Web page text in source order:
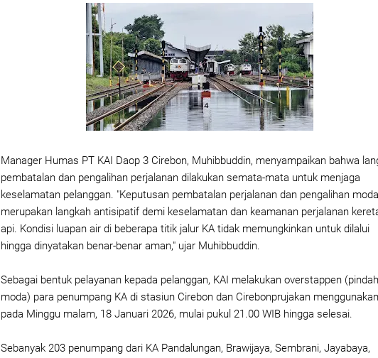
Manager Humas PT KAI Daop 3 Cirebon, Muhibbuddin, menyampaikan bahwa
pembatalan dan pengalihan perjalanan dilakukan semata-mata untuk menjaga
keselamatan pelanggan. "Keputusan pembatalan perjalanan dan pengalihan
merupakan langkah antisipatif demi keselamatan dan keamanan perjalanan
api. Kondisi luapan air di beberapa titik jalur KA tidak memungkinkan untuk dilalui
hingga dinyatakan benar-benar aman," ujar Muhibbuddin.
Sebagai bentuk pelayanan kepada pelanggan, KAI melakukan overstappen (pindah
moda) para penumpang KA di stasiun Cirebon dan Cirebonprujakan
pada Minggu malam, 18 Januari 2026, mulai pukul 21.00 WIB hingga selesai.
Sebanyak 203 penumpang dari KA Pandalungan, Brawijaya, Sembrani, Jayabaya,